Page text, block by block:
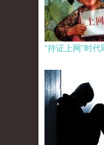
“持证上网”时代